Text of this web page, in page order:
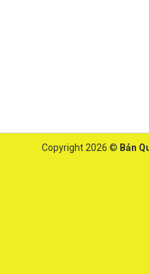
Copyright 2026 © Bản